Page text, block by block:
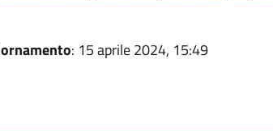
: 15 aprile 2024, 15:49